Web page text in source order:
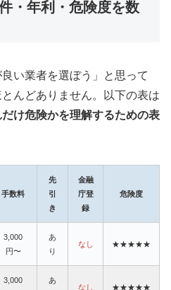
・年利・危険度を数
い業者を選ぼう」と思って
んどありません。以下の表は
だけ危険かを理解するための表
手数料
先
引
き
金融
庁登
録
危険度
3,000
円〜
あ
り
なし ★★★★★
3,000
あ
なし ★★★★★